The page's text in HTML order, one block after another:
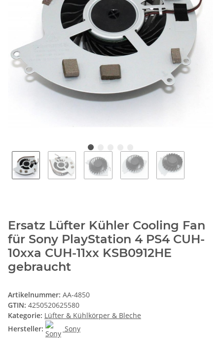
Ersatz Lüfter Kühler Cooling Fan
für Sony PlayStation 4 PS4 CUH-
10xxa CUH-11xx KSB0912HE
gebraucht
Artikelnummer: AA-4850
GTIN: 4250520625580
Kategorie: Lüfter & Kühlkörper & Bleche
Hersteller:
Sony